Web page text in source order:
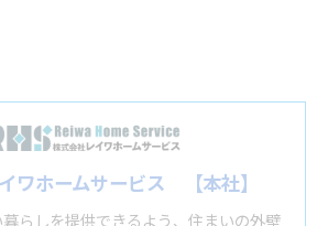
ワホームサービス 【本社】
らしを提供できるよう、住まいの外壁